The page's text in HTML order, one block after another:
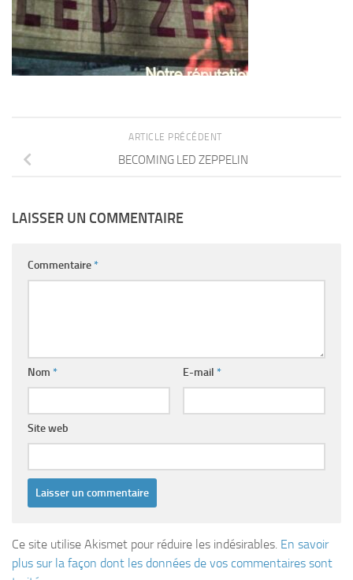
ARTICLE PRÉCÉDENT
BECOMING LED ZEPPELIN
LAISSER UN COMMENTAIRE
Commentaire*
Nom * E-mail *
Site web
Ce site utilise Akismet pour réduire les indésirables. En savoir
plus sur la façon dont les données de vos commentaires sont